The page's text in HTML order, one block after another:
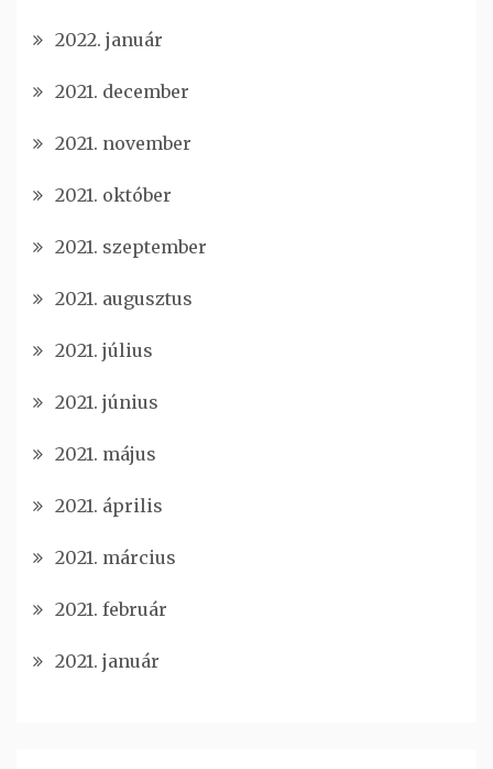
2022. január
2021. december
2021. november
2021. október
2021. szeptember
2021. augusztus
2021. július
2021. június
2021. május
2021. április
2021. március
2021. február
2021. január